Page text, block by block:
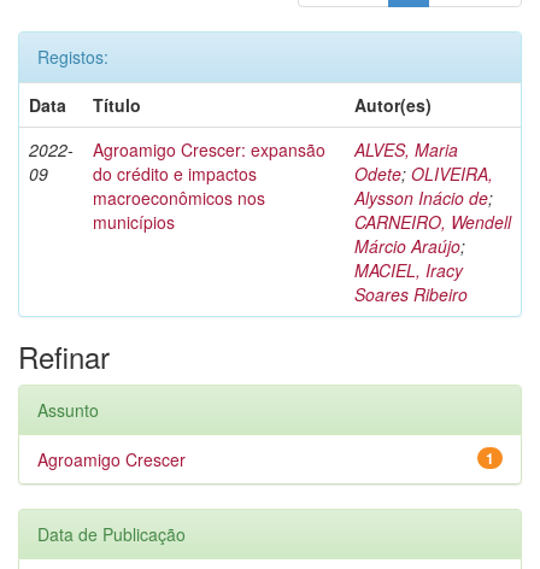
Registos:
Data
Título
Autor(es)
2022-
09
Agroamigo Crescer: expansão
do crédito e impactos
macroeconômicos nos
municípios
ALVES, Maria
Odete; OLIVEIRA,
Alysson Inácio de;
CARNEIRO, Wendell
Márcio Araújo;
MACIEL, Iracy
Soares Ribeiro
Refinar
Assunto
1
Agroamigo Crescer
Data de Publicação